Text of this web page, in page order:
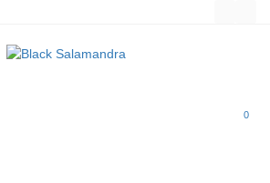
0